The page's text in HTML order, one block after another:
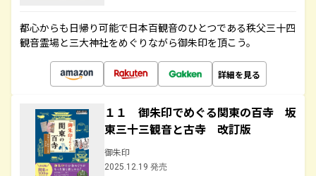
都心からも日帰り可能で日本百観音のひとつである秩父三十四
観音霊場と三大神社をめぐりながら御朱印を頂こう。
詳細を見る
１１ 御朱印でめぐる関東の百寺 坂
東三十三観音と古寺 改訂版
御朱印
2025.12.19 発売